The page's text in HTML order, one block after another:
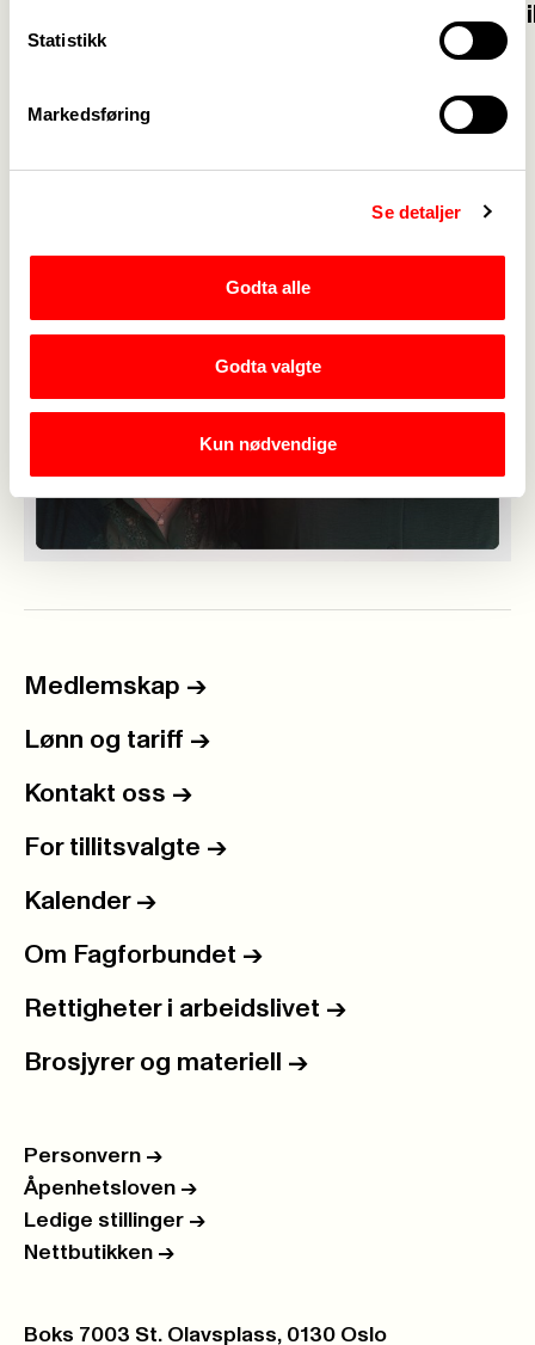
Statistikk
Markedsføring
Se detaljer
Godta alle
Godta valgte
Kun nødvendige
Viken det
Medlemskap ->
Lønn og tariff ->
Kontakt oss ->
For tillitsvalgte ->
Kalender ->
Om Fagforbundet ->
Rettigheter i arbeidslivet ->
Brosjyrer og materiell ->
Personvern ->
Åpenhetsloven ->
Ledige stillinger ->
Nettbutikken ->
Postboks:
Boks 7003 St. Olavsplass, 0130 Oslo